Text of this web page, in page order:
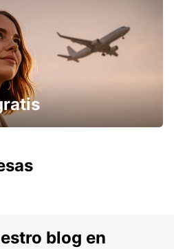
PRÍNCIPES
blog en